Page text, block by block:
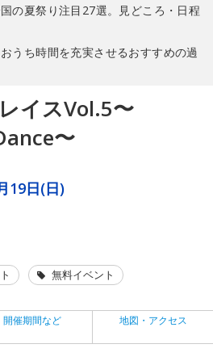
国の夏祭り注目27選。見どころ・日程
おうち時間を充実させるおすすめの過
イスVol.5〜
〜
19日(日)
無料イベント
開催期間など 地図・アクセス